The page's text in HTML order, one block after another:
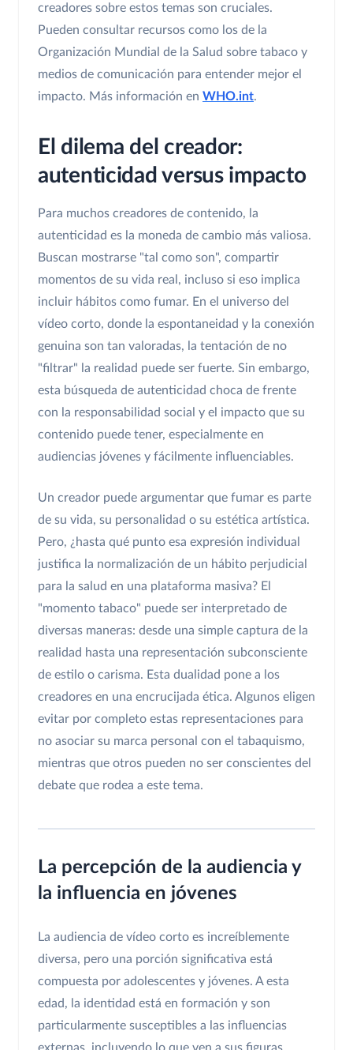
creadores sobre estos temas son cruciales.
Pueden consultar recursos como los de la
Organización Mundial de la Salud sobre tabaco y
medios de comunicación para entender mejor el
impacto. Más información en WHO.int.
El dilema del creador:
autenticidad versus impacto
Para muchos creadores de contenido, la
autenticidad es la moneda de cambio más valiosa.
Buscan mostrarse "tal como son", compartir
momentos de su vida real, incluso si eso implica
incluir hábitos como fumar. En el universo del
vídeo corto, donde la espontaneidad y la conexión
genuina son tan valoradas, la tentación de no
"filtrar" la realidad puede ser fuerte. Sin embargo,
esta búsqueda de autenticidad choca de frente
con la responsabilidad social y el impacto que su
contenido puede tener, especialmente en
audiencias jóvenes y fácilmente influenciables.
Un creador puede argumentar que fumar es parte
de su vida, su personalidad o su estética artística.
Pero, ¿hasta qué punto esa expresión individual
justifica la normalización de un hábito perjudicial
para la salud en una plataforma masiva? El
"momento tabaco" puede ser interpretado de
diversas maneras: desde una simple captura de la
realidad hasta una representación subconsciente
de estilo o carisma. Esta dualidad pone a los
creadores en una encrucijada ética. Algunos eligen
evitar por completo estas representaciones para
no asociar su marca personal con el tabaquismo,
mientras que otros pueden no ser conscientes del
debate que rodea a este tema.
La percepción de la audiencia y
la influencia en jóvenes
La audiencia de vídeo corto es increíblemente
diversa, pero una porción significativa está
compuesta por adolescentes y jóvenes. A esta
edad, la identidad está en formación y son
particularmente susceptibles a las influencias